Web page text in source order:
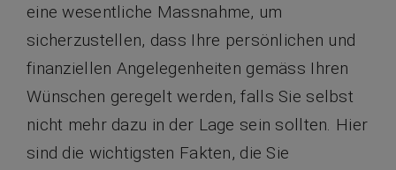
eine wesentliche Massnahme, um
sicherzustellen, dass Ihre persönlichen und
finanziellen Angelegenheiten gemäss Ihren
Wünschen geregelt werden, falls Sie selbst
nicht mehr dazu in der Lage sein sollten. Hier
sind die wichtigsten Fakten, die Sie